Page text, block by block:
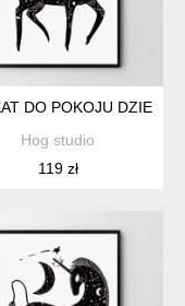
CM
DO POKOJU
Hog studio
119 zł